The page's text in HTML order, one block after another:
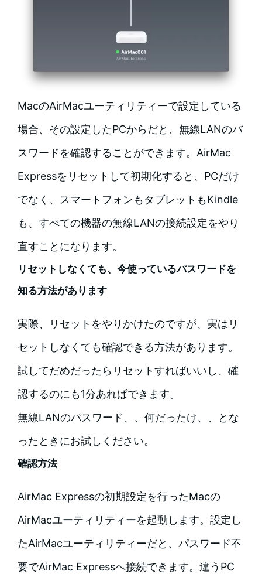
MacのAirMacユーティリティーで設定している
場合、その設定したPCからだと、無線LANのバ
スワードを確認することができます。AirMac
Expressをリセットして初期化すると、PCだけ
でなく、スマートフォンもタブレットもKindle
も、すべての機器の無線LANの接続設定をやり
直すことになります。
リセットしなくても、今使っているパスワードを
知る方法があります
実際、リセットをやりかけたのですが、実はリ
セットしなくても確認できる方法があります。
試してだめだったらリセットすればいいし、確
認するのにも1分あればできます。
無線LANのパスワード、、何だったけ、、とな
ったときにお試しください。
確認方法
AirMac Expressの初期設定を行ったMacの
AirMacユーティリティーを起動します。設定し
たAirMacユーティリティーだと、パスワード不
要でAirMac Expressへ接続できます。違うPC